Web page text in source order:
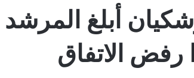
أبلغ المرشد
رفض الاتفاق